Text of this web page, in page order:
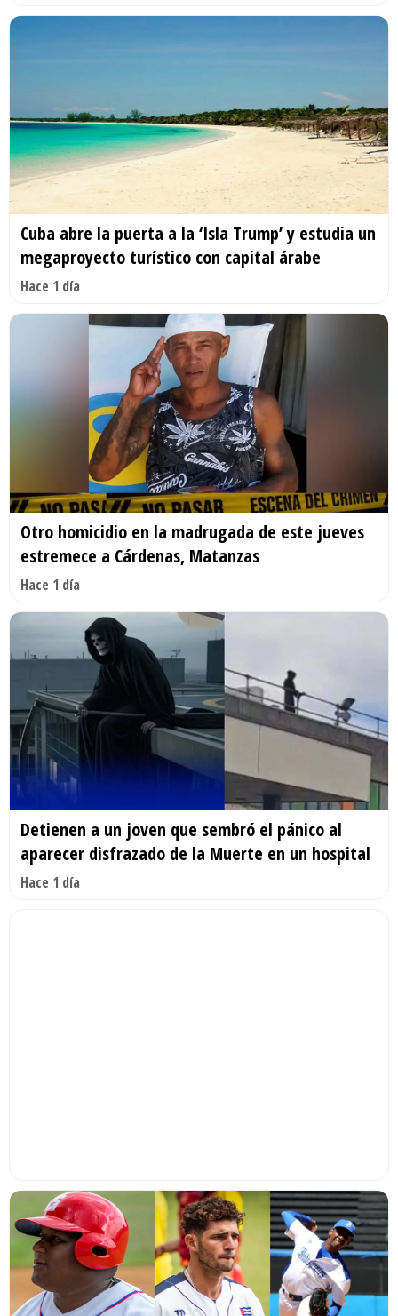
Cuba abre la puerta a la ‘Isla Trump’ y estudia un
megaproyecto turístico con capital árabe
Hace 1 día
Otro homicidio en la madrugada de este jueves
estremece a Cárdenas, Matanzas
Hace 1 día
Detienen a un joven que sembró el pánico al
aparecer disfrazado de la Muerte en un hospital
Hace 1 día